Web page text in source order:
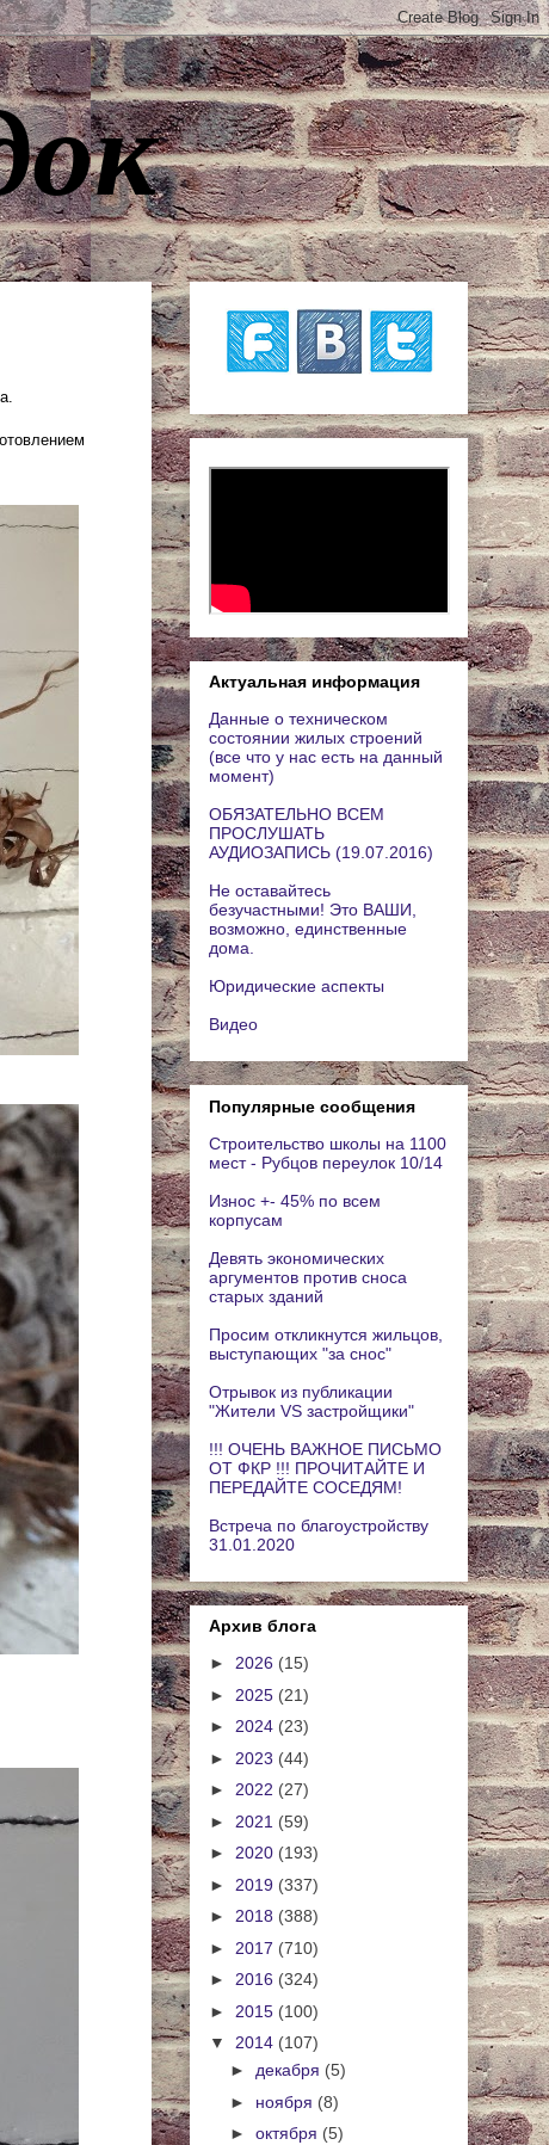
Актуальная информация
Данные о техническом
состоянии жилых строений
(все что у нас есть на данный
момент)
ОБЯЗАТЕЛЬНО ВСЕМ
ПРОСЛУШАТЬ
АУДИОЗАПИСЬ (19.07.2016)
Не оставайтесь
безучастными! Это ВАШИ,
возможно, единственные
дома.
Юридические аспекты
Видео
Популярные сообщения
Строительство школы на 1100
мест - Рубцов переулок 10/14
Износ +- 45% по всем
корпусам
Девять экономических
аргументов против сноса
старых зданий
Просим откликнутся жильцов,
выступающих "за снос"
Отрывок из публикации
"Жители VS застройщики"
!!! ОЧЕНЬ ВАЖНОЕ ПИСЬМО
ОТ ФКР !!! ПРОЧИТАЙТЕ И
ПЕРЕДАЙТЕ СОСЕДЯМ!
Встреча по благоустройству
31.01.2020
Архив блога
► 2026 (15)
► 2025 (21)
► 2024 (23)
► 2023 (44)
► 2022 (27)
► 2021 (59)
► 2020 (193)
► 2019 (337)
► 2018 (388)
► 2017 (710)
► 2016 (324)
► 2015 (100)
▼ 2014 (107)
► декабря (5)
► ноября (8)
► октября (5)